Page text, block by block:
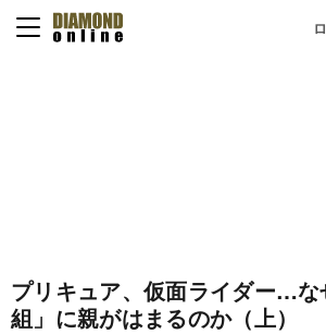
プリキュア、仮面ライダー…な
組」に親がはまるのか（上）